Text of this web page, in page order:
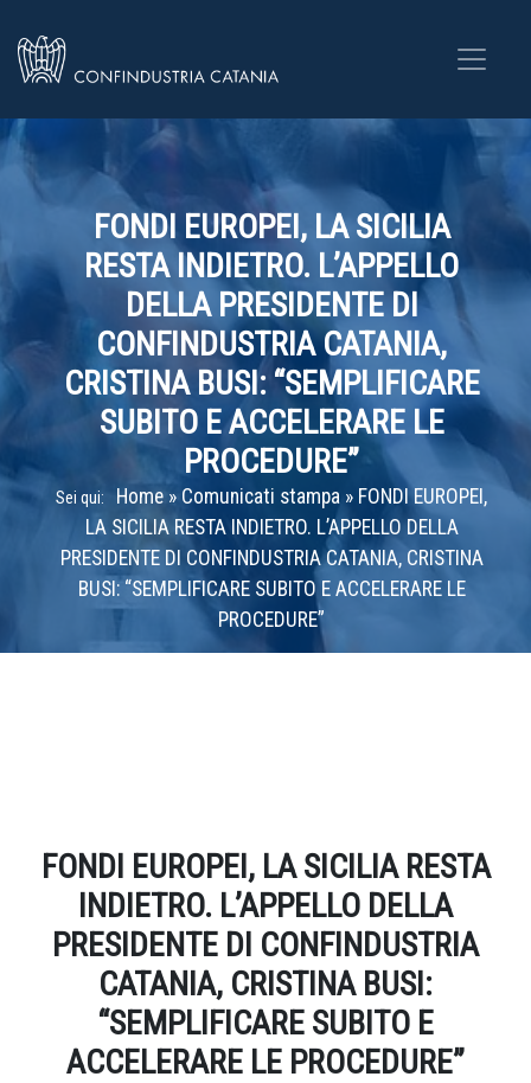
FONDI EUROPEI, LA SICILIA
RESTA INDIETRO. L’APPELLO
DELLA PRESIDENTE DI
CONFINDUSTRIA CATANIA,
CRISTINA BUSI: “SEMPLIFICARE
SUBITO E ACCELERARE LE
PROCEDURE”
Sei qui: Home » Comunicati stampa » FONDI EUROPEI,
LA SICILIA RESTA INDIETRO. L’APPELLO DELLA
PRESIDENTE DI CONFINDUSTRIA CATANIA, CRISTINA
BUSI: “SEMPLIFICARE SUBITO E ACCELERARE LE
PROCEDURE”
FONDI EUROPEI, LA SICILIA RESTA
INDIETRO. L’APPELLO DELLA
PRESIDENTE DI CONFINDUSTRIA
CATANIA, CRISTINA BUSI:
“SEMPLIFICARE SUBITO E
ACCELERARE LE PROCEDURE”